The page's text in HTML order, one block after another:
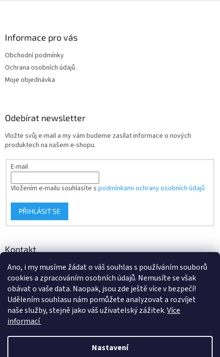
Ano, i my musíme žádat o váš souhlas s používáním souborů
cookies a zpracováním osobních údajů. Nemusíte se však
obávat o vaše data. Naopak, jsou zde ještě více v bezpečí!
Udělením souhlasu nám pomůžete analyzovat a rozvíjet
naše služby, stejně jako váš uživatelský zážitek.Více
informací
Nastavení
Informace pro vás
Obchodní podmínky
Ochrana osobních údajů
Moje objednávka
Odebírat newsletter
Vložte svůj e-mail a my vám budeme zasílat informace o nových
produktech na našem e-shopu.
E-mail
Vložením e-mailu souhlasíte s podmínkami ochrany osobních údajů
PŘIHLÁSIT SE
Kontakt
info@d-klima.cz
+420 517 357 288